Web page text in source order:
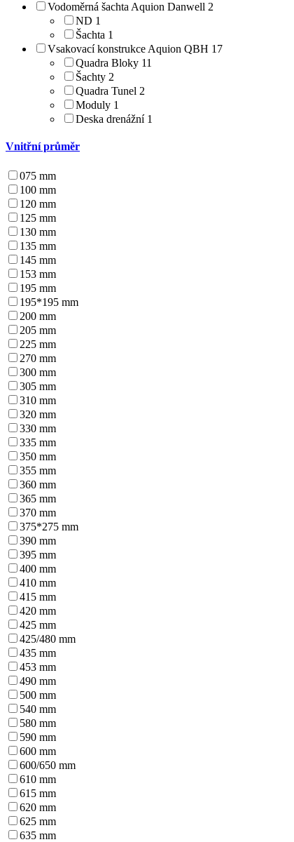
Vodoměrná šachta Aquion Danwell 2
ND 1
Šachta 1
Vsakovací konstrukce Aquion QBH 17
Quadra Bloky 11
Šachty 2
Quadra Tunel 2
Moduly 1
Deska drenážní 1
Vnitřní průměr
075 mm
100 mm
120 mm
125 mm
130 mm
135 mm
145 mm
153 mm
195 mm
195*195 mm
200 mm
205 mm
225 mm
270 mm
300 mm
305 mm
310 mm
320 mm
330 mm
335 mm
350 mm
355 mm
360 mm
365 mm
370 mm
375*275 mm
390 mm
395 mm
400 mm
410 mm
415 mm
420 mm
425 mm
425/480 mm
435 mm
453 mm
490 mm
500 mm
540 mm
580 mm
590 mm
600 mm
600/650 mm
610 mm
615 mm
620 mm
625 mm
635 mm